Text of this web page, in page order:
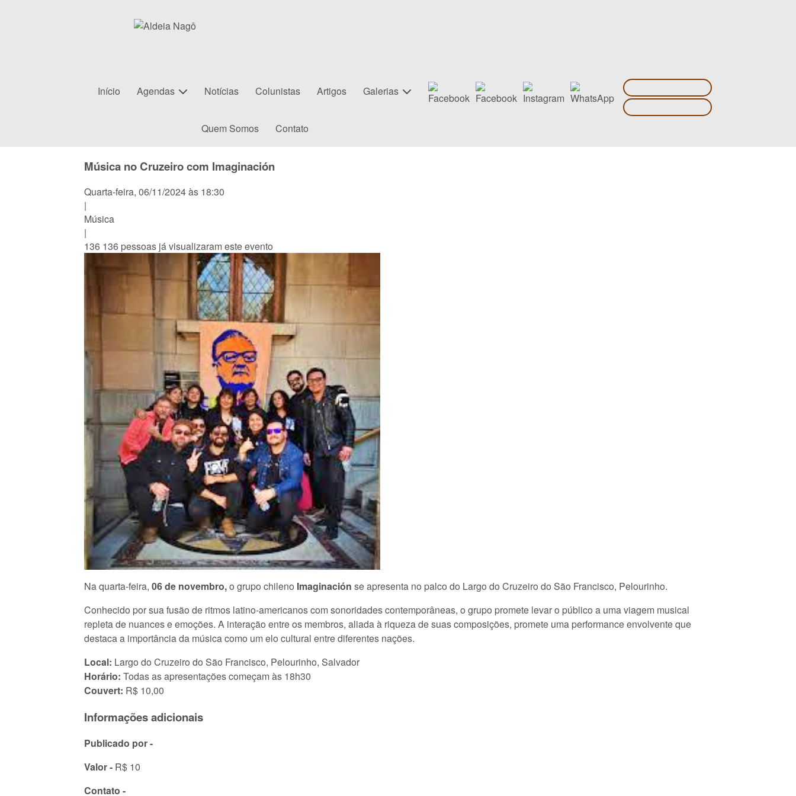
Início Agendas Notícias Colunistas Artigos Galerias
Quem Somos Contato
Música no Cruzeiro com Imaginación
Quarta-feira, 06/11/2024 às 18:30
|
Música
|
136 136 pessoas já visualizaram este evento
Na quarta-feira, 06 de novembro,o grupo chileno Imaginación se apresenta no palco do Largo do Cruzeiro do São Francisco, Pelourinho.
Conhecido por sua fusão de ritmos latino-americanos com sonoridades contemporâneas, o grupo promete levar o público a uma viagem musical
repleta de nuances e emoções. A interação entre os membros, aliada à riqueza de suas composições, promete uma performance envolvente que
destaca a importância da música como um elo cultural entre diferentes nações.
Local: Largo do Cruzeiro do São Francisco, Pelourinho, Salvador
Horário: Todas as apresentações começam às 18h30
Couvert: R$ 10,00
Informações adicionais
Publicado por -
Valor - R$ 10
Contato -